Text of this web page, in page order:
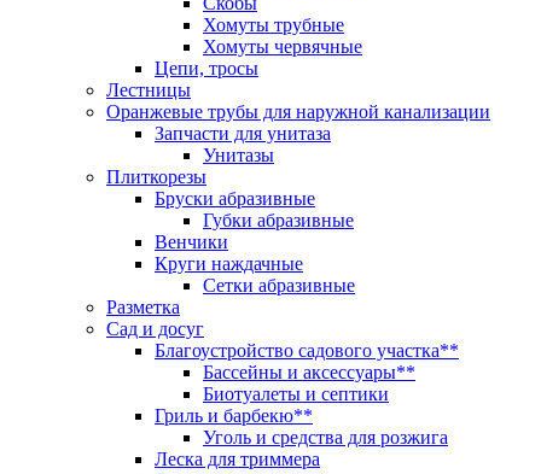
Хомуты трубные
Хомуты червячные
Цепи, тросы
Лестницы
Оранжевые трубы для наружной канализации
Запчасти для унитаза
Унитазы
Плиткорезы
Бруски абразивные
Губки абразивные
Венчики
Круги наждачные
Сетки абразивные
Разметка
Сад и досуг
Благоустройство садового участка**
Бассейны и аксессуары**
Биотуалеты и септики
Гриль и барбекю**
Уголь и средства для розжига
Леска для триммера